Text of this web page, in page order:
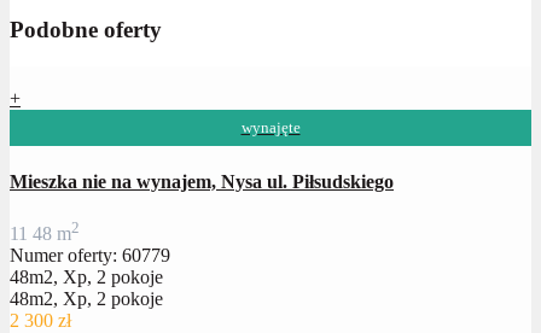
Podobne oferty
+
wynajęte
Mieszka nie na wynajem, Nysa ul. Piłsudskiego
11 48 m2
Numer oferty: 60779
48m2, Xp, 2 pokoje
48m2, Xp, 2 pokoje
2 300 zł